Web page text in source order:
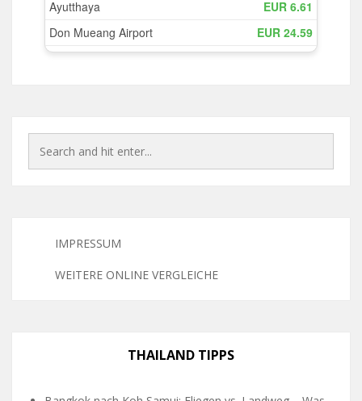
IMPRESSUM
WEITERE ONLINE VERGLEICHE
THAILAND TIPPS